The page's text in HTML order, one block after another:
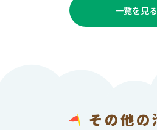
一覧を見る
その他の